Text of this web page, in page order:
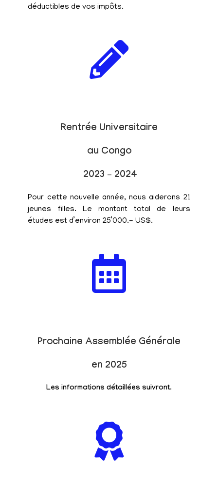
déductibles de vos impôts.
Rentrée Universitaire
au Congo
2023 – 2024
Pour cette nouvelle année, nous aiderons 21
jeunes filles. Le montant total de leurs
études est d’environ 25’000.- US$.
Prochaine Assemblée Générale
en 2025
Les informations détaillées suivront.